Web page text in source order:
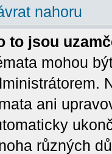
nahoru
to jsou
mohou
ani
různých